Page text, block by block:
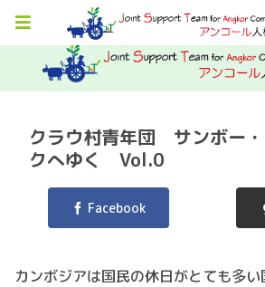
クラウ村青年団 サンボー
クへゆく Vol.0
Facebook
カンボジアは国民の休日がとても多い